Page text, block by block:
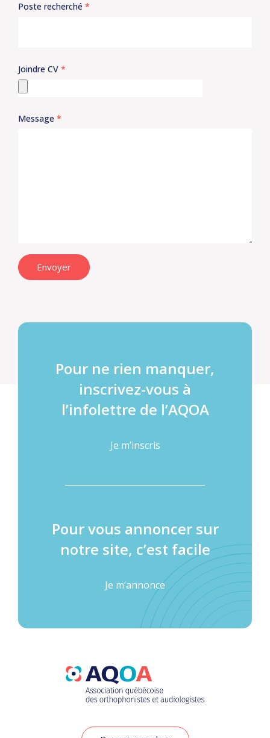
Poste recherché *
Joindre CV *
Message *
Envoyer
Pour ne rien manquer,
inscrivez-vous à
l’infolettre de l’AQOA
Je m’inscris
Pour vous annoncer sur
notre site, c’est facile
Je m’annonce